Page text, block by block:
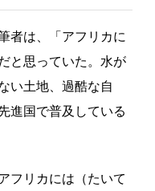
者は、「アフリカに
と思っていた。水が
い土地、過酷な自
進国で普及している
フリカには（たいて